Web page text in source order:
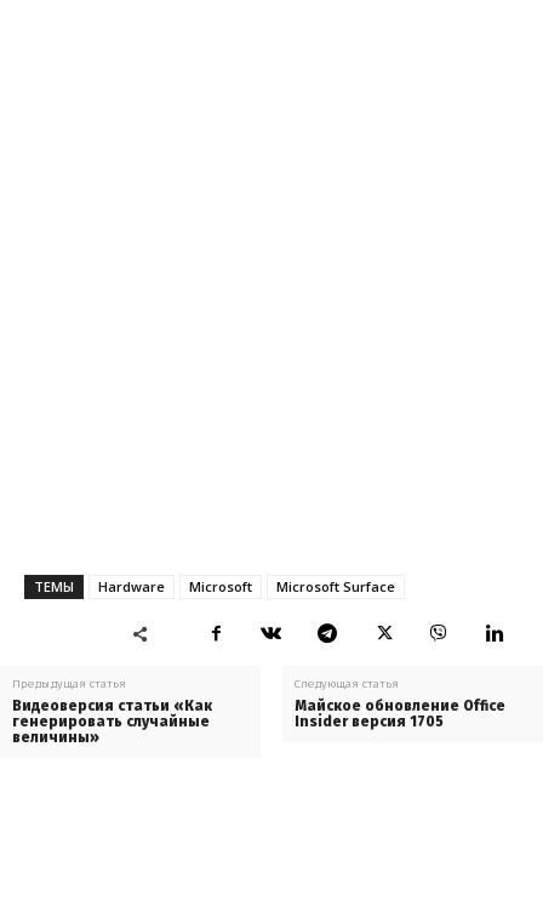
ТЕМЫ Hardware Microsoft Microsoft Surface
Предыдущая статья
Видеоверсия статьи «Как
генерировать случайные
величины»
Следующая статья
Майское обновление Office
Insider версия 1705